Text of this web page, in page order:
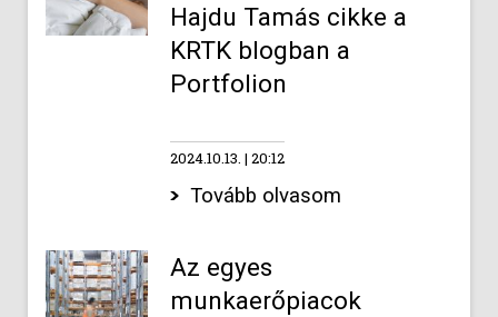
Hajdu Tamás cikke a
KRTK blogban a
Portfolion
2024.10.13. 20:12
Tovább olvasom
Az egyes
munkaerőpiacok